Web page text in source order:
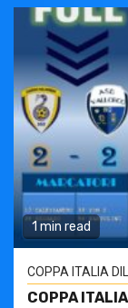
1 min read
COPPA ITALIA
COPPA